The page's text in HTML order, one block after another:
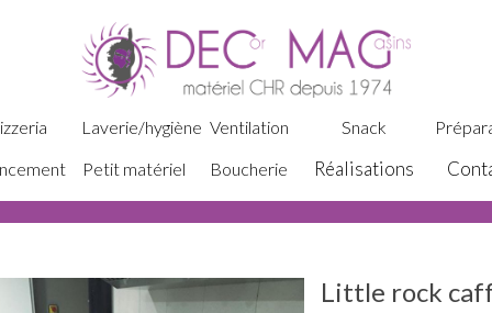
Laverie/hygiène Ventilation Snack
Petit matériel Boucherie Réalisations
Little rock